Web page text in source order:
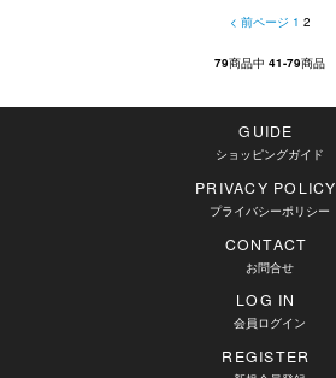
< 前ページ 1 2
79商品中 41-79商品
GUIDE
ショッピングガイド
PRIVACY POLICY
プライバシーポリシー
CONTACT
お問合せ
LOG IN
会員ログイン
REGISTER